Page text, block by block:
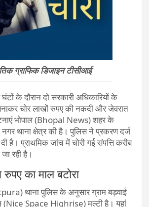
ग्राफिक डिजाइन टीसीआई
के दौरान दो सरकारी अधिकारियों के
चोर लाखों रुपए की नकदी और जेवरात
भोपाल (Bhopal News) शहर के
नगर थाना क्षेत्र की है। पुलिस ने प्रकरण दर्ज
प्राथमिक जांच में चोरी गई संपत्ति करीब
रही है।
का माल बटोरा
थाना पुलिस के अनुसार ग्राम बड़वाई
(Nice Space Highrise) मल्टी है। यहां